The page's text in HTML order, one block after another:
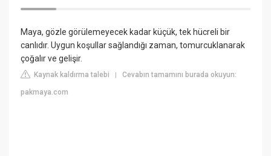
Maya, gözle görülemeyecek kadar küçük, tek hücreli bir
canlıdır. Uygun koşullar sağlandığı zaman, tomurcuklanarak
çoğalır ve gelişir.
Kaynak kaldırma talebi |Cevabın tamamını burada okuyun:
pakmaya.com